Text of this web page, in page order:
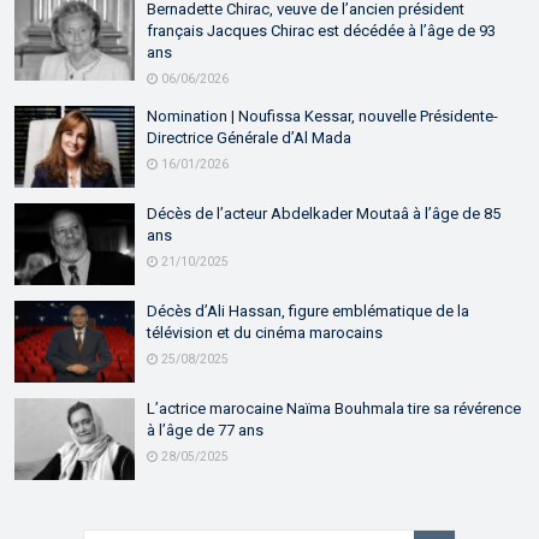
Bernadette Chirac, veuve de l’ancien président
français Jacques Chirac est décédée à l’âge de 93
ans
06/06/2026
Nomination | Noufissa Kessar, nouvelle Présidente-
Directrice Générale d’Al Mada
16/01/2026
Décès de l’acteur Abdelkader Moutaâ à l’âge de 85
ans
21/10/2025
Décès d’Ali Hassan, figure emblématique de la
télévision et du cinéma marocains
25/08/2025
L’actrice marocaine Naïma Bouhmala tire sa révérence
à l’âge de 77 ans
28/05/2025